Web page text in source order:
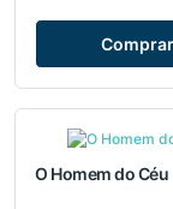
Comprar
O Homem do Céu